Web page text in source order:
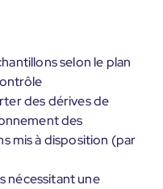
selon le plan
des dérives de
des
mis à disposition (par
nécessitant une